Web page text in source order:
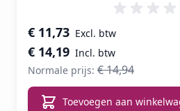
Speciale prijs
€ 14,19
€ 11,73
Normale prijs: € 14,94
Toevoegen aan